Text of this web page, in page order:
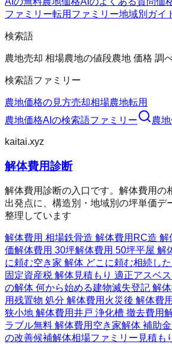
ファミリー転用ファミリー地域別ガイ
検索語
農地売却 相場農地の値段農地 価格 調
検索語ファミリー
農地価格の見方売却相場農地転用
農地価格AI の検索語ファミリー 農
kaitai.xyz
解体費用診断
解体費用診断の入口です。解体費用の
出発点に、構造別・地域別の坪単価デ
整理しています
解体費用 相場鉄骨造 解体費用 RC造 解
価解体費用 30坪解体費用 50坪平屋 解
に頼む空き家 解体 どこに頼む相続し
固定資産税 解体見積もり 適正アスベ
の解体 何から始める建物滅失登記 解
用残置物 処分 解体費用 火災後 解体費用
狭小地 解体費用井戸 浄化槽 撤去費用
ラブル無料 解体費用 空き家解体 補助
の改善候補解体相場ファミリー 見積も